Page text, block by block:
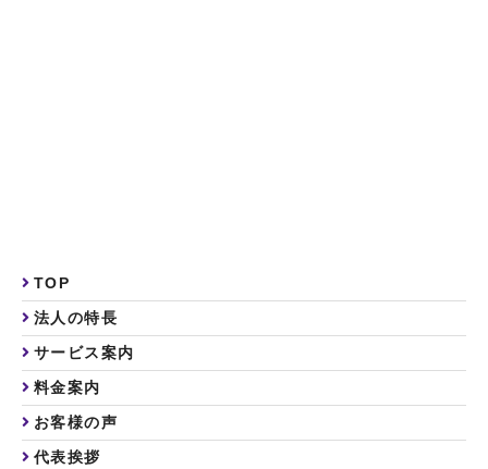
TOP
法人の特長
サービス案内
料金案内
お客様の声
代表挨拶